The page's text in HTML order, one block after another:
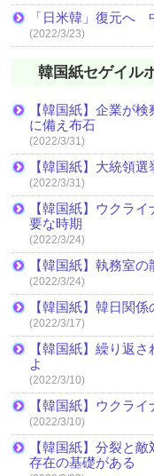
「日米韓」復元へ
(2022/3/23)
韓国紙セゲイル
【韓国紙】企業が
に備え布石
(2022/3/31)
【韓国紙】大統領
(2022/3/31)
【韓国紙】ウクラ
要な時期
(2022/3/24)
【韓国紙】執務室
(2022/3/24)
【韓国紙】韓日関
(2022/3/17)
【韓国紙】繰り返
よ
(2022/3/10)
【韓国紙】ウクラ
(2022/3/10)
【韓国紙】分裂と
存在の基礎がある